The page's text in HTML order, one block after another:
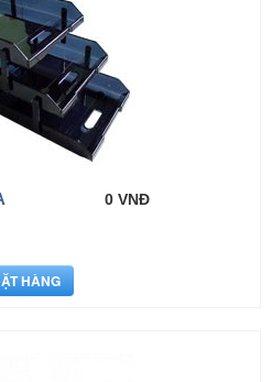
0 VNĐ